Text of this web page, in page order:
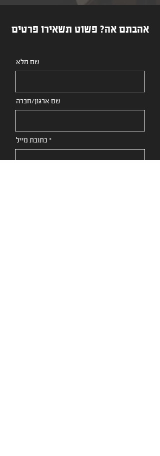
אהבתם אה? פשוט תשאירו פרטים
שם מלא
שם ארגון/חברה
כתובת מייל